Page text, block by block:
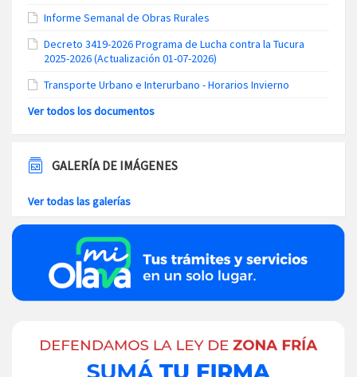
Informe Semanal de Obras Rurales
Decreto 3419-2026 Programa de Lucha contra la Tucura
2025-2026 (Actualización 01-07-2026)
Transporte Urbano e Interurbano - Horarios Invierno
Ver todos los documentos
GALERÍA DE IMÁGENES
Ver todas las galerías